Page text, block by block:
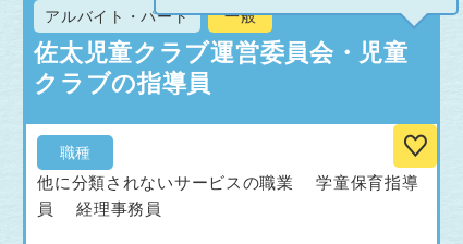
アルバイト・パート 一般
佐太児童クラブ運営委員会・児童
クラブの指導員
職種
他に分類されないサービスの職業 学童保育指導
員 経理事務員